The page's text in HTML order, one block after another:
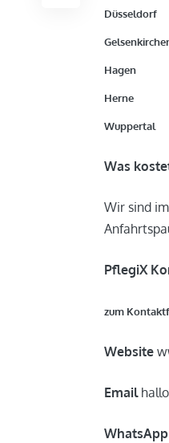
Düsseldorf
Hagen
Herne
Wuppertal
Was
Wir sind
PflegiX
zum
Website
Email
WhatsApp